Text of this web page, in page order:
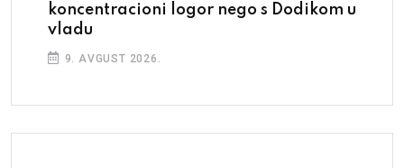
koncentracioni logor nego s Dodikom u
vladu
9. AVGUST 2026.